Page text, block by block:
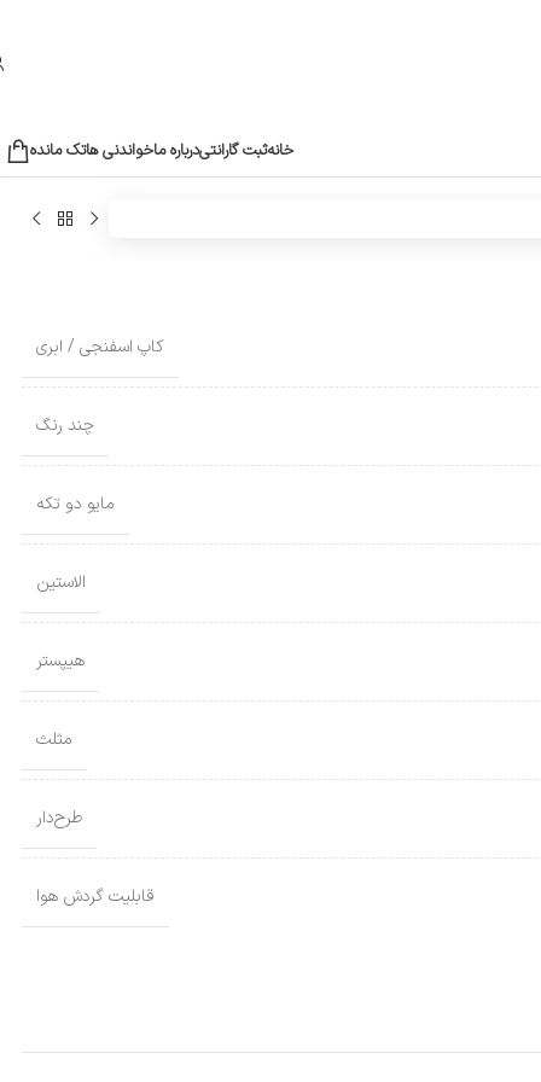
خانهثبت گارانتیدرباره ماخواندنی هاتک مانده
کاپ اسفنجی / ابری
چند رنگ
مایو دو تکه
الاستین
هیپستر
مثلث
طرح‌دار
قابلیت گردش هوا